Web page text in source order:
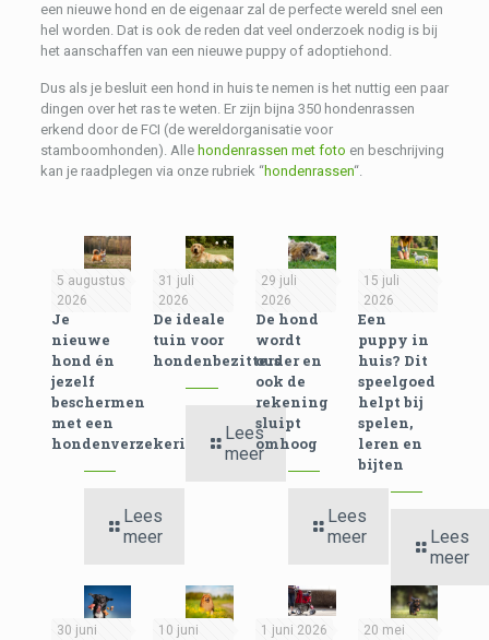
een nieuwe hond en de eigenaar zal de perfecte wereld snel een
hel worden. Dat is ook de reden dat veel onderzoek nodig is bij
het aanschaffen van een nieuwe puppy of adoptiehond.
Dus als je besluit een hond in huis te nemen is het nuttig een paar
dingen over het ras te weten. Er zijn bijna 350 hondenrassen
erkend door de FCI (de wereldorganisatie voor
stamboomhonden). Alle hondenrassen met foto en beschrijving
kan je raadplegen via onze rubriek “hondenrassen“.
5 augustus
2026
Je
nieuwe
hond én
jezelf
beschermen
met een
hondenverzekering
Lees
meer
31 juli
2026
De ideale
tuin voor
hondenbezitters
Lees
meer
29 juli
2026
De hond
wordt
ouder en
ook de
rekening
sluipt
omhoog
Lees
meer
15 juli
2026
Een
puppy in
huis? Dit
speelgoed
helpt bij
spelen,
leren en
bijten
Lees
meer
30 juni
10 juni
1 juni 2026
20 mei